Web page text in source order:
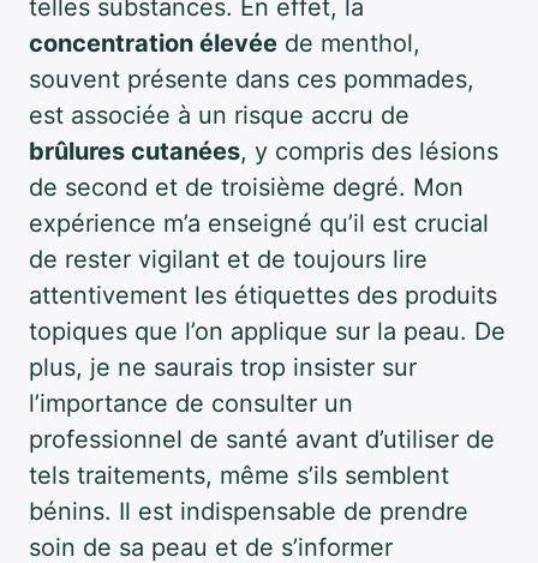
telles substances. En effet, la
concentration élevée de menthol,
souvent présente dans ces pommades,
est associée à un risque accru de
brûlures cutanées, y compris des lésions
de second et de troisième degré. Mon
expérience m’a enseigné qu’il est crucial
de rester vigilant et de toujours lire
attentivement les étiquettes des produits
topiques que l’on applique sur la peau. De
plus, je ne saurais trop insister sur
l’importance de consulter un
professionnel de santé avant d’utiliser de
tels traitements, même s’ils semblent
bénins. Il est indispensable de prendre
soin de sa peau et de s’informer